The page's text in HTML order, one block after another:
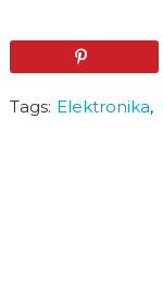
Tags: Elektronika,